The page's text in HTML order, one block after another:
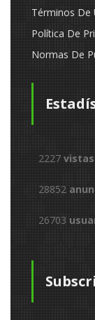
Términos De
Política De
Normas De
2227 vistas
28852
26703